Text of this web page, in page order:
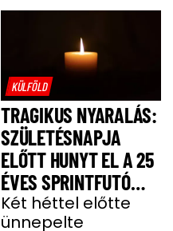
KÜLFÖLD
TRAGIKUS NYARALÁS:
SZÜLETÉSNAPJA
ELŐTT HUNYT EL A 25
ÉVES SPRINTFUTÓ
LÁNY
Két héttel előtte
ünnepelte